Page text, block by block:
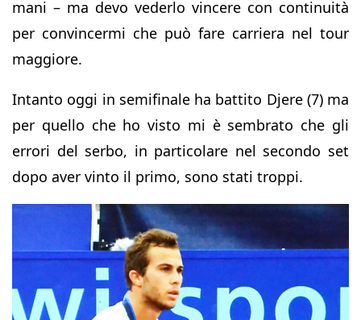
mani – ma devo vederlo vincere con continuità
per convincermi che può fare carriera nel tour
maggiore.
Intanto oggi in semifinale ha battito Djere (7) ma
per quello che ho visto mi è sembrato che gli
errori del serbo, in particolare nel secondo set
dopo aver vinto il primo, sono stati troppi.